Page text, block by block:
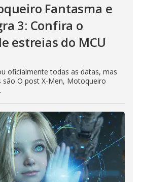
Fantasma e
3: Confira o
estreias do MCU
oficialmente todas as datas, mas
são O post X-Men, Motoqueiro